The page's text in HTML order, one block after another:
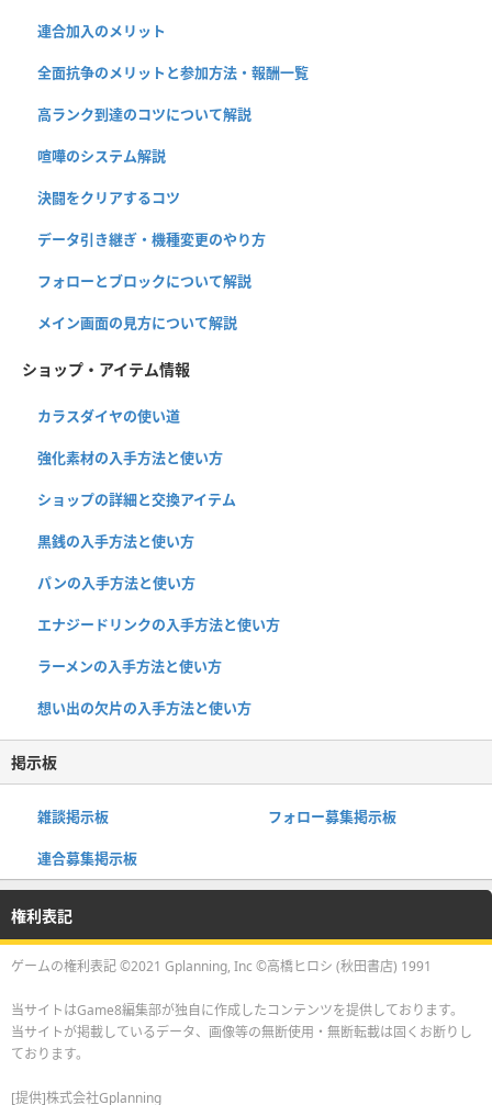
連合加入のメリット
全面抗争のメリットと参加方法・報酬一覧
高ランク到達のコツについて解説
喧嘩のシステム解説
決闘をクリアするコツ
データ引き継ぎ・機種変更のやり方
フォローとブロックについて解説
メイン画面の見方について解説
ショップ・アイテム情報
カラスダイヤの使い道
強化素材の入手方法と使い方
ショップの詳細と交換アイテム
黒銭の入手方法と使い方
パンの入手方法と使い方
エナジードリンクの入手方法と使い方
ラーメンの入手方法と使い方
想い出の欠片の入手方法と使い方
掲示板
雑談掲示板 フォロー募集掲示板
連合募集掲示板
権利表記
ゲームの権利表記 ©2021 Gplanning, Inc ©高橋ヒロシ (秋田書店) 1991
当サイトはGame8編集部が独自に作成したコンテンツを提供しております。
当サイトが掲載しているデータ、画像等の無断使用・無断転載は固くお断りし
ております。
[提供]株式会社Gplanning